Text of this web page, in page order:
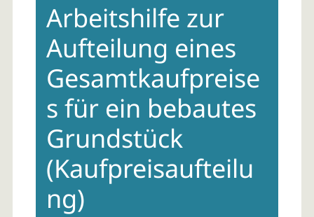
contentArbeitshilfe zur
Aufteilung eines
Gesamtkaufpreise
s für ein bebautes
Grundstück
(Kaufpreisaufteilu
ng)